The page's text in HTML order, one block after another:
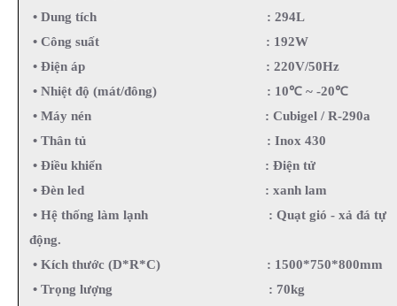
• Dung tích
: 294L
• Công suất
: 192W
• Điện áp
: 220V/50Hz
• Nhiệt độ (mát/đông)
: 10℃ ~ -20℃
• Máy nén
: Cubigel / R-290a
• Thân tủ
: Inox 430
• Điều khiển
: Điện tử
• Đèn led : xanh lam
• Hệ thống làm lạnh
: Quạt gió - xả đá tự
động.
• Kích thước (D*R*C)
: 1500*750*800mm
• Trọng lượng
: 70kg